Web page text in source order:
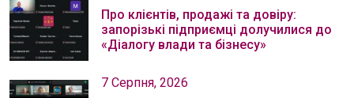
Про клієнтів, продажі та довіру:
запорізькі підприємці долучилися до
«Діалогу влади та бізнесу»
7 Серпня, 2026